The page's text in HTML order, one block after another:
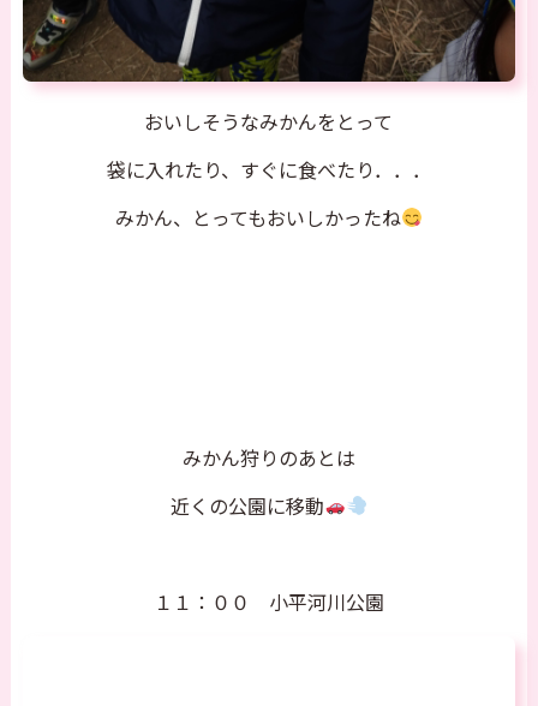
おいしそうなみかんをとって
袋に入れたり、すぐに食べたり．．．
みかん、とってもおいしかったね
みかん狩りのあとは
近くの公園に移動
１１：００ 小平河川公園